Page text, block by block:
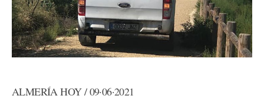
ALMERÍA HOY / 09·06·2021